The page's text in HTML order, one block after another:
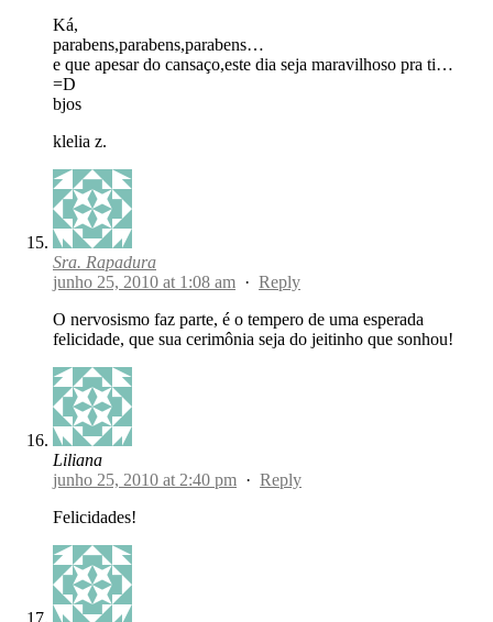
Ká,
parabens,parabens,parabens…
e que apesar do cansaço,este dia seja maravilhoso pra ti…
=D
bjos
klelia z.
Sra. Rapadura
junho 25, 2010 at 1:08 am · Reply
O nervosismo faz parte, é o tempero de uma esperada
felicidade, que sua cerimônia seja do jeitinho que sonhou!
Liliana
junho 25, 2010 at 2:40 pm · Reply
Felicidades!